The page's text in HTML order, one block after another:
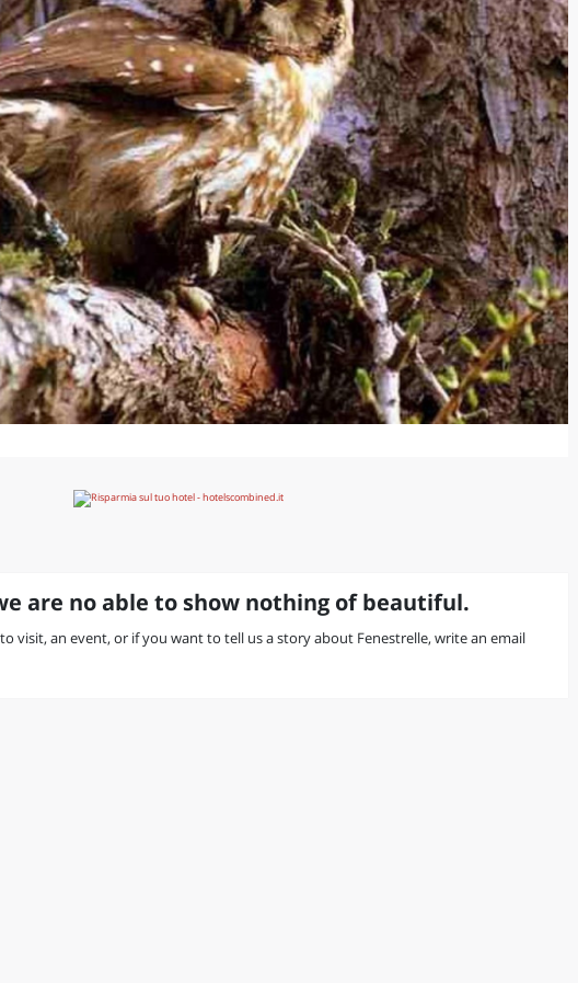
are no able to show nothing of beautiful.
visit, an event, or if you want to tell us a story about Fenestrelle, write an email